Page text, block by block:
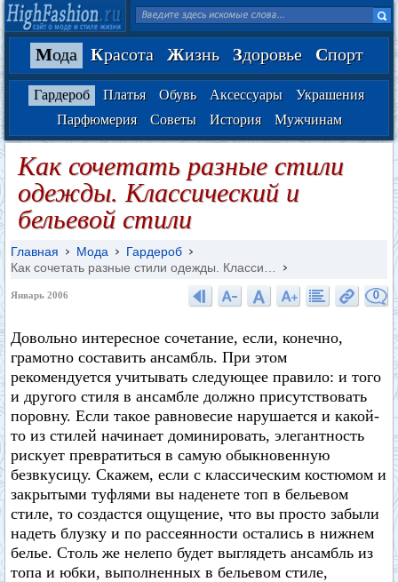
Мода Красота Жизнь Здоровье Спорт
Гардероб Платья Обувь Аксессуары
Украшения
Парфюмерия
Советы История Мужчинам
Как сочетать разные стили
одежды. Классический и
бельевой стили
Главная Мода
Гардероб
Как сочетать разные стили одежды. Класси…
Январь 2006 0
Довольно интересное сочетание, если, конечно,
грамотно составить ансамбль. При этом
рекомендуется учитывать следующее правило: и того
и другого стиля в ансамбле должно присутствовать
поровну. Если такое равновесие нарушается и какой-
то из стилей начинает доминировать, элегантность
рискует превратиться в самую обыкновенную
безвкусицу. Скажем, если с классическим костюмом и
закрытыми туфлями вы наденете топ в бельевом
стиле, то создастся ощущение, что вы просто забыли
надеть блузку и по рассеянности остались в нижнем
белье. Столь же нелепо будет выглядеть ансамбль из
топа и юбки, выполненных в бельевом стиле,